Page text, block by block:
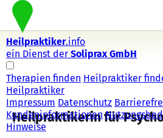
Heilpraktiker.info
ein Dienst der Soliprax GmbH
Therapien finden Heilpraktiker
Heilpraktiker
Impressum Datenschutz
Kundeninformationen
Hinweise
Heilpraktikerin für